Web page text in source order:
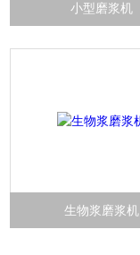
小型磨浆机
生物浆磨浆机